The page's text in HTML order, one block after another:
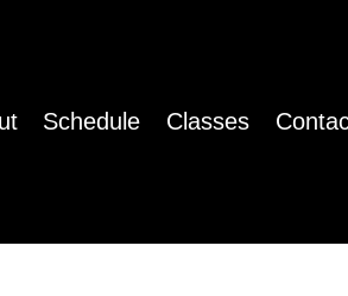
Schedule Classes